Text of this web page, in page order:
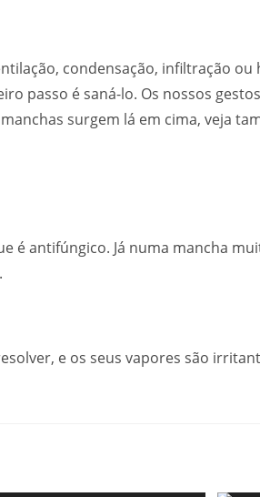
condensação, infiltração
passo é saná-lo. Os nossos
surgem lá em cima, veja
é antifúngico. Já numa mancha
e os seus vapores são